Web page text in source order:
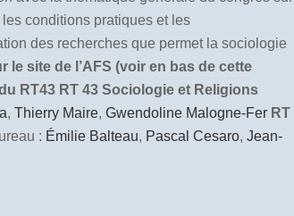
conditions pratiques et les
des recherches que permet la sociologie
site de l’AFS (voir en bas de cette
RT43 RT 43 Sociologie et Religions
, Thierry Maire, Gwendoline Malogne-Fer RT
: Émilie Balteau, Pascal Cesaro, Jean-